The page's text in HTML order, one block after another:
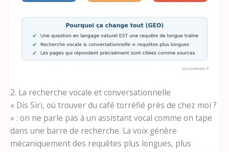
2. La recherche vocale et conversationnelle
« Dis Siri, où trouver du café torréfié près de chez moi ?
» : on ne parle pas à un assistant vocal comme on tape
dans une barre de recherche. La voix génère
mécaniquement des requêtes plus longues, plus